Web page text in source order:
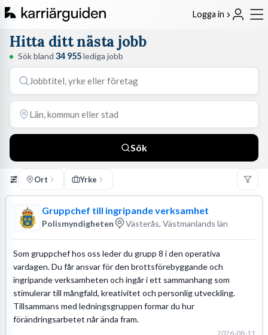
Logga in
Hitta ditt nästa jobb
Sök bland 34 955lediga jobb
Sök
Ort Yrke
Gruppchef till ingripande verksamhet
Polismyndigheten Västerås, Västmanlands län
Som gruppchef hos oss leder du grupp 8 i den operativa
vardagen. Du får ansvar för den brottsförebyggande och
ingripande verksamheten och ingår i ett sammanhang som
stimulerar till mångfald, kreativitet och personlig utveckling.
Tillsammans med ledningsgruppen formar du hur
förändringsarbetet når ända fram.
2026-08-11